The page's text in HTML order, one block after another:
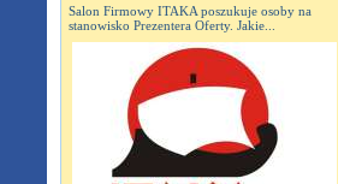
Salon Firmowy ITAKA poszukuje osoby na
stanowisko Prezentera Oferty. Jakie...